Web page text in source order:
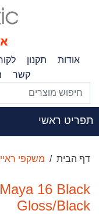
אודות תקנון
קשר
ראשי
דף הבית משקפי ראייה
16 Black
Gloss/Black